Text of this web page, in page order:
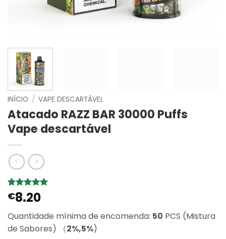
INÍCIO / VAPE DESCARTÁVEL
Atacado RAZZ BAR 30000 Puffs
Vape descartável
Classificado
com4.92
base em
12
classificações
de clientes
€8.20
Quantidade mínima de encomenda: 50 PCS (Mistura
de Sabores) （2%,5%)